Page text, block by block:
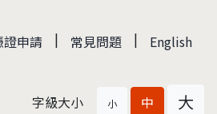
申請 | 常見問題 | English
字級大小 小 中 大